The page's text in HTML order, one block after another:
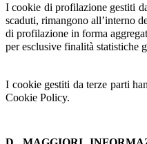
I cookie di profilazione gestiti
scaduti, rimangono all’interno
di profilazione in forma
per esclusive finalità statistiche
I cookie gestiti da terze parti
Cookie Policy.